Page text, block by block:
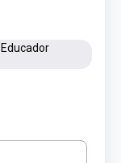
Educador